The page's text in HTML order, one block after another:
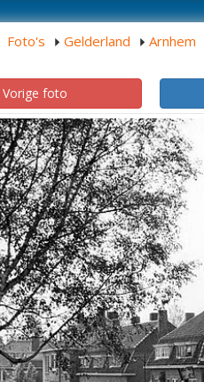
Foto's Gelderland Arnhem
Vorige foto